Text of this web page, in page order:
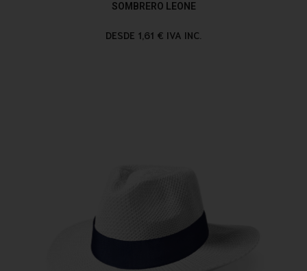
SOMBRERO LEONE
DESDE 1,61 € IVA INC.